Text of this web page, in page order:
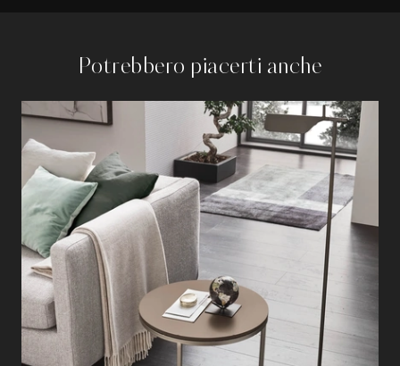
Potrebbero piacerti anche